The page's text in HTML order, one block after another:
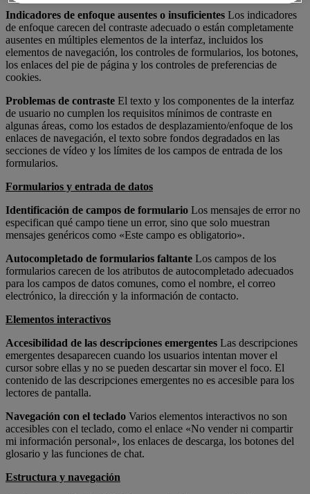
Indicadores de enfoque ausentes o insuficientes Los indicadores
de enfoque carecen del contraste adecuado o están completamente
ausentes en múltiples elementos de la interfaz, incluidos los
elementos de navegación, los controles de formularios, los botones,
los enlaces del pie de página y los controles de preferencias de
cookies.
Problemas de contraste El texto y los componentes de la interfaz
de usuario no cumplen los requisitos mínimos de contraste en
algunas áreas, como los estados de desplazamiento/enfoque de los
enlaces de navegación, el texto sobre fondos degradados en las
secciones de vídeo y los límites de los campos de entrada de los
formularios.
Formularios y entrada de datos
Identificación de campos de formulario Los mensajes de error no
especifican qué campo tiene un error, sino que solo muestran
mensajes genéricos como «Este campo es obligatorio».
Autocompletado de formularios faltante Los campos de los
formularios carecen de los atributos de autocompletado adecuados
para los campos de datos comunes, como el nombre, el correo
electrónico, la dirección y la información de contacto.
Elementos interactivos
Accesibilidad de las descripciones emergentes Las descripciones
emergentes desaparecen cuando los usuarios intentan mover el
cursor sobre ellas y no se pueden descartar sin mover el foco. El
contenido de las descripciones emergentes no es accesible para los
lectores de pantalla.
Navegación con el teclado Varios elementos interactivos no son
accesibles con el teclado, como el enlace «No vender ni compartir
mi información personal», los enlaces de descarga, los botones del
glosario y las funciones de chat.
Estructura y navegación